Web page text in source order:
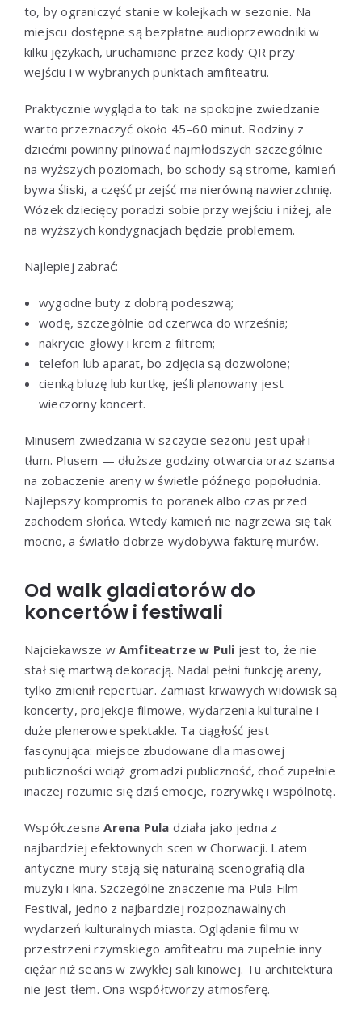
to, by ograniczyć stanie w kolejkach w sezonie. Na
miejscu dostępne są bezpłatne audioprzewodniki w
kilku językach, uruchamiane przez kody QR przy
wejściu i w wybranych punktach amfiteatru.
Praktycznie wygląda to tak: na spokojne zwiedzanie
warto przeznaczyć około 45–60 minut. Rodziny z
dziećmi powinny pilnować najmłodszych szczególnie
na wyższych poziomach, bo schody są strome, kamień
bywa śliski, a część przejść ma nierówną nawierzchnię.
Wózek dziecięcy poradzi sobie przy wejściu i niżej, ale
na wyższych kondygnacjach będzie problemem.
Najlepiej zabrać:
wygodne buty z dobrą podeszwą;
wodę, szczególnie od czerwca do września;
nakrycie głowy i krem z filtrem;
telefon lub aparat, bo zdjęcia są dozwolone;
cienką bluzę lub kurtkę, jeśli planowany jest
wieczorny koncert.
Minusem zwiedzania w szczycie sezonu jest upał i
tłum. Plusem — dłuższe godziny otwarcia oraz szansa
na zobaczenie areny w świetle późnego popołudnia.
Najlepszy kompromis to poranek albo czas przed
zachodem słońca. Wtedy kamień nie nagrzewa się tak
mocno, a światło dobrze wydobywa fakturę murów.
Od walk gladiatorów do
koncertów i festiwali
Najciekawsze w Amfiteatrze w Puli jest to, że nie
stał się martwą dekoracją. Nadal pełni funkcję areny,
tylko zmienił repertuar. Zamiast krwawych widowisk są
koncerty, projekcje filmowe, wydarzenia kulturalne i
duże plenerowe spektakle. Ta ciągłość jest
fascynująca: miejsce zbudowane dla masowej
publiczności wciąż gromadzi publiczność, choć zupełnie
inaczej rozumie się dziś emocje, rozrywkę i wspólnotę.
WspółczesnaArena Pula działa jako jedna z
najbardziej efektownych scen w Chorwacji. Latem
antyczne mury stają się naturalną scenografią dla
muzyki i kina. Szczególne znaczenie ma Pula Film
Festival, jedno z najbardziej rozpoznawalnych
wydarzeń kulturalnych miasta. Oglądanie filmu w
przestrzeni rzymskiego amfiteatru ma zupełnie inny
ciężar niż seans w zwykłej sali kinowej. Tu architektura
nie jest tłem. Ona współtworzy atmosferę.